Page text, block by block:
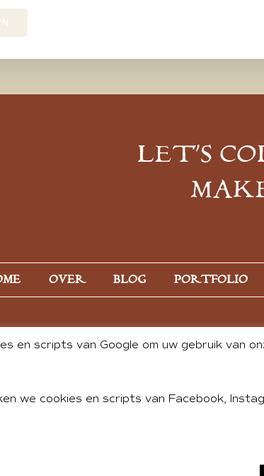
LET’S
OVER BLOG PORTFOLIO
© 2026 ALL PHOTOS & CONTENT BY ANDREA DE
en scripts van Google om uw gebruik van
we cookies en scripts van Facebook,